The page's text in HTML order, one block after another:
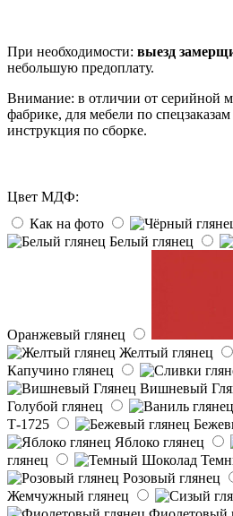
При необходимости: выезд
небольшую предоплату.
Внимание: в отличии от серийной
фабрике, для мебели по спецзаказам
инструкция по сборке.
Цвет МДФ:
Как на фото
Белый глянец
Оранжевый глянец
Желтый глянец
Капучино глянец
Вишневый
Голубой глянец
Т-1725
Яблоко глянец
глянец
Розовый глянец
Жемчужный глянец